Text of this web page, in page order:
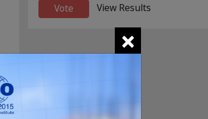
View Results
×